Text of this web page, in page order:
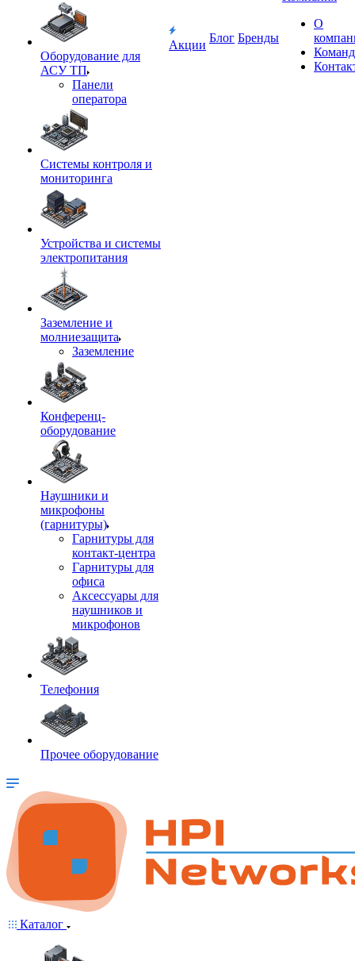
Оборудование для
АСУ ТП
Панели
оператора
Системы контроля и
мониторинга
Устройства и системы
электропитания
Заземление и
молниезащита
Заземление
Конференц-
оборудование
Наушники и
микрофоны
(гарнитуры)
Гарнитуры для
контакт-центра
Гарнитуры для
офиса
Аксессуары для
наушников и
микрофонов
Телефония
Прочее оборудование
Акции
Блог Бренды
О
Каталог